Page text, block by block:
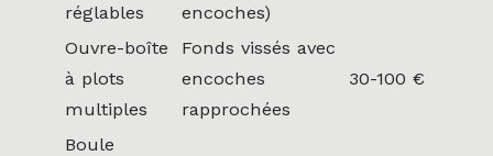
réglables
encoches)
Ouvre-boîte
à plots
multiples
Fonds vissés avec
encoches
rapprochées
30-100 €
Boule